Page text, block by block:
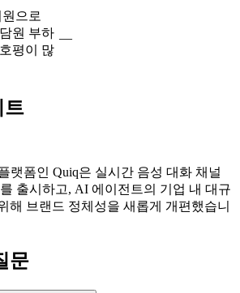
으로
원 부하
평이 많
—
트
랫폼인 Quiq은 실시간 음성 대화 채널
출시하고, AI 에이전트의 기업 내 대규
해 브랜드 정체성을 새롭게 개편했습니
문